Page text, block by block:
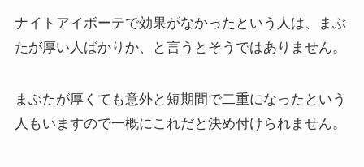
ナイトアイボーテで効果がなかったという人は、まぶ
たが厚い人ばかりか、と言うとそうではありません。
まぶたが厚くても意外と短期間で二重になったという
人もいますので一概にこれだと決め付けられません。